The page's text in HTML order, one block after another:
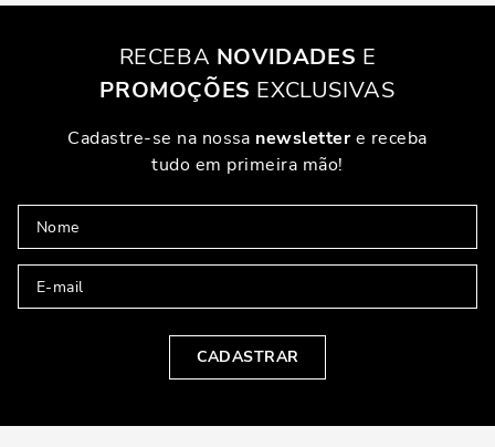
RECEBA NOVIDADES E
PROMOÇÕES EXCLUSIVAS
Cadastre-se na nossa newslettere receba
tudo em primeira mão!
CADASTRAR